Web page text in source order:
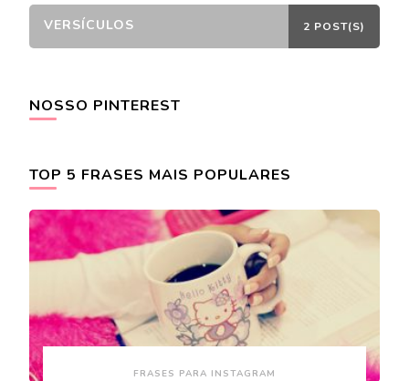
VERSÍCULOS 2 POST(S)
NOSSO PINTEREST
TOP 5 FRASES MAIS POPULARES
FRASES PARA INSTAGRAM